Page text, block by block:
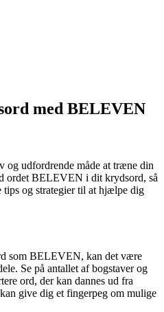
med BELEVEN
og udfordrende måde at træne din
ordet BELEVEN i dit krydsord, så
og strategier til at hjælpe dig
som BELEVEN, kan det være
Se på antallet af bogstaver og
ord, der kan dannes ud fra
give dig et fingerpeg om mulige